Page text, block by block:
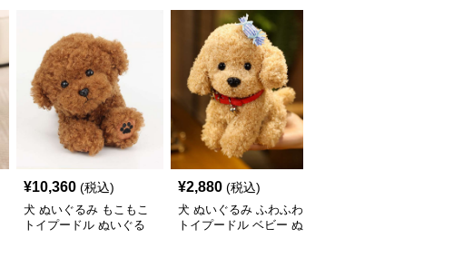
¥10,360 (税込)
犬 ぬいぐるみ もこもこ
トイプードル ぬいぐる
¥2,880 (税込)
犬 ぬいぐるみ ふわふわ
トイプードル ベビー ぬ